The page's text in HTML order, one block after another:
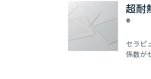
超耐
®
セラピ
係数が